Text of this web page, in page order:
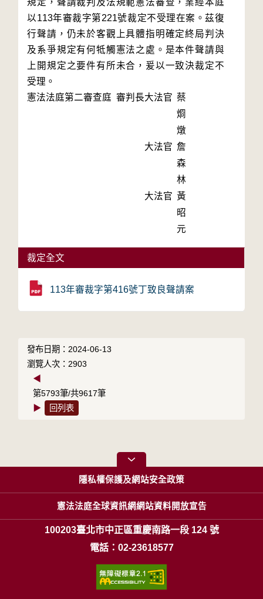
規定，聲請裁判及法規範憲法審查，業經本庭
以113年審裁字第221號裁定不受理在案。茲復
行聲請，仍未於客觀上具體指明確定終局判決
及系爭規定有何牴觸憲法之處。是本件聲請與
上開規定之要件有所未合，爰以一致決裁定不
受理。
憲法法庭第二審查庭 審判長大法官 蔡
烱
燉
大法官 詹
森
林
大法官 黃
昭
元
裁定全文
113年審裁字第416號丁致良聲請案
發布日期：2024-06-13
瀏覽人次：2903
◀
第5793筆/共9617筆
▶
回列表
隱私權保護及網站安全政策
憲法法庭全球資訊網網站資料開放宣告
100203臺北市中正區重慶南路一段 124 號
電話：02-23618577